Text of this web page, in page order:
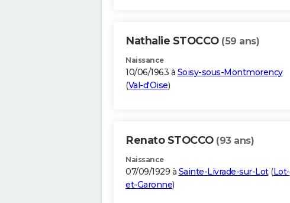
Nathalie STOCCO (59 ans)
Naissance
10/06/1963 à Soisy-sous-Montmorency
(Val-d'Oise)
Renato STOCCO (93 ans)
Naissance
07/09/1929 à Sainte-Livrade-sur-Lot(Lot-
et-Garonne)